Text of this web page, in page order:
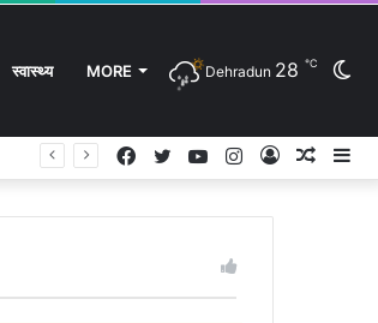
स्वास्थ्य MORE Dehradun 28 ℃
Log
Instagram
YouTube
Twitter
Facebook